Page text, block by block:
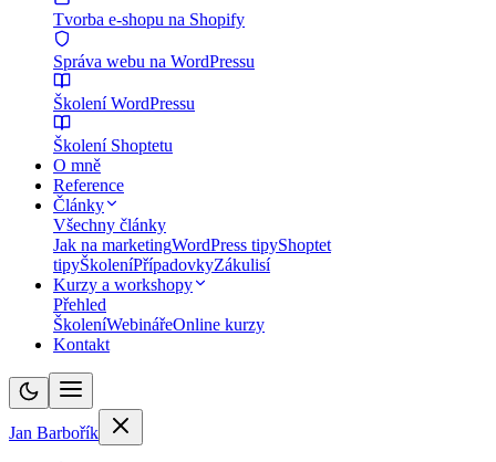
Tvorba e-shopu na Shopify
Správa webu na WordPressu
Školení WordPressu
Školení Shoptetu
O mně
Reference
Články
Všechny články
Jak na marketingWordPress tipyShoptet
tipyŠkoleníPřípadovkyZákulisí
Kurzy a workshopy
Přehled
ŠkoleníWebinářeOnline kurzy
Kontakt
Jan Barbořík